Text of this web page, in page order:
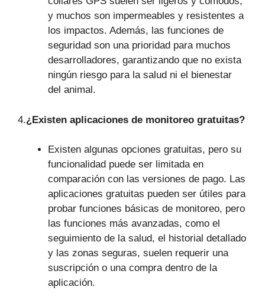
y muchos son impermeables y resistentes a
los impactos. Además, las funciones de
seguridad son una prioridad para muchos
desarrolladores, garantizando que no exista
ningún riesgo para la salud ni el bienestar
del animal.
4.¿Existen aplicaciones de monitoreo gratuitas?
Existen algunas opciones gratuitas, pero su
funcionalidad puede ser limitada en
comparación con las versiones de pago. Las
aplicaciones gratuitas pueden ser útiles para
probar funciones básicas de monitoreo, pero
las funciones más avanzadas, como el
seguimiento de la salud, el historial detallado
y las zonas seguras, suelen requerir una
suscripción o una compra dentro de la
aplicación.